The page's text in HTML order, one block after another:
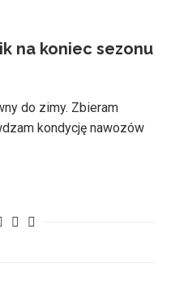
na koniec sezonu
do zimy. Zbieram
kondycję nawozów